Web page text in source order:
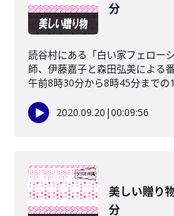
分
読谷村にある「白い家フェロー
師、伊藤嘉子と森田弘美による
午前8時30分から8時45分までの
2020.09.20 |00:09:56
美しい贈り
分